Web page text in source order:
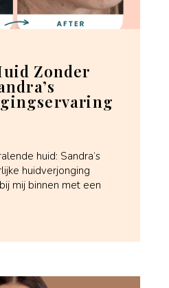
Zonder
huid: Sandra’s
huidverjonging
mij binnen met een